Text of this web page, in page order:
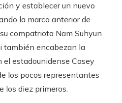
y establecer un nuevo
la marca anterior de
compatriota Nam Suhyun
también encabezan la
el estadounidense Casey
los pocos representantes
los diez primeros.